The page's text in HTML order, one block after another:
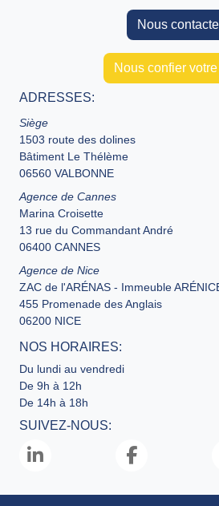
Nous
Nous confier
ADRESSES:
Siège
1503 route des dolines
Bâtiment Le Thélème
06560 VALBONNE
Agence de Cannes
Marina Croisette
13 rue du Commandant André
06400 CANNES
Agence de Nice
ZAC de l'ARÉNAS - Immeuble
455 Promenade des Anglais
06200 NICE
NOS HORAIRES:
Du lundi au vendredi
De 9h à 12h
De 14h à 18h
SUIVEZ-NOUS: